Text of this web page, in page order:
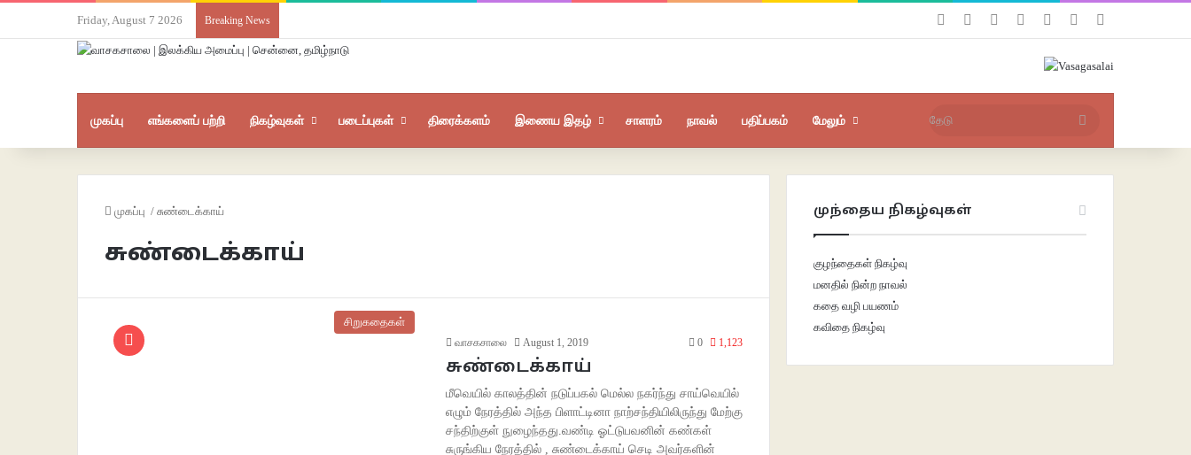
Friday, August 7 2026 Breaking News Facebook YouTubeInstagramபுகுபதிகைசீரற்ற பதிவுகள்
முகப்பு எங்களைப் பற்றி நிகழ்வுகள் படைப்புகள் திரைக்களம் இணைய இதழ் சாளரம் நாவல் பதிப்பகம் மேலும் தேடு
முகப்பு / சுண்டைக்காய்
சுண்டைக்காய்
சிறுகதைகள்
வாசகசாலை August 1, 2019 0 1,123
சுண்டைக்காய்
மீவெயில் காலத்தின் நடுப்பகல் மெல்ல நகர்ந்து சாய்வெயில்
எழும் நேரத்தில் அந்த பிளாட்டினா நாற்சந்தியிலிருந்து மேற்கு
சந்திற்குள் நுழைந்தது.வண்டி ஓட்டுபவனின் கண்கள்
சுருங்கிய நேரத்தில் , சுண்டைக்காய் செடி அவர்களின்
முந்தைய நிகழ்வுகள்
குழந்தைகள் நிகழ்வு
மனதில் நின்ற நாவல்
கதை வழி பயணம்
கவிதை நிகழ்வு